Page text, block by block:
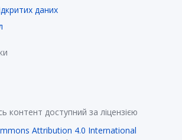
даних
контент доступний за ліцензією
Attribution 4.0 International